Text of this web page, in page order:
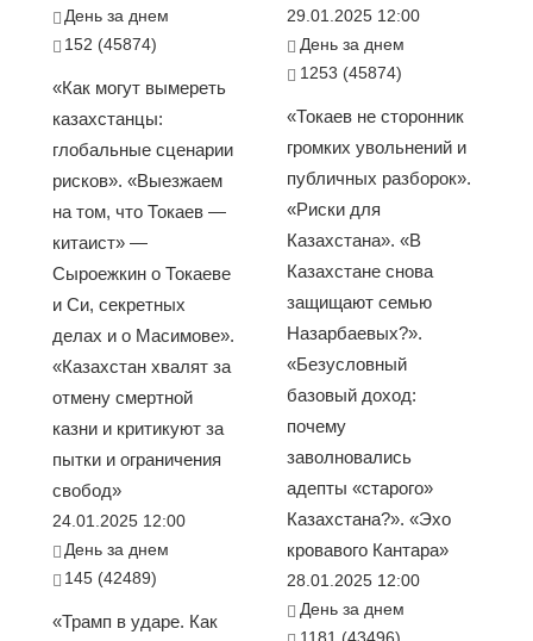
День за днем
152 (45874)
«Как могут вымереть
казахстанцы:
глобальные сценарии
рисков». «Выезжаем
на том, что Токаев —
китаист» —
Сыроежкин о Токаеве
и Си, секретных
делах и о Масимове».
«Казахстан хвалят за
отмену смертной
казни и критикуют за
пытки и ограничения
свобод»
24.01.2025 12:00
День за днем
145 (42489)
«Трамп в ударе. Как
29.01.2025 12:00
День за днем
1253 (45874)
«Токаев не сторонник
громких увольнений и
публичных разборок».
«Риски для
Казахстана». «В
Казахстане снова
защищают семью
Назарбаевых?».
«Безусловный
базовый доход:
почему
заволновались
адепты «старого»
Казахстана?». «Эхо
кровавого Кантара»
28.01.2025 12:00
День за днем